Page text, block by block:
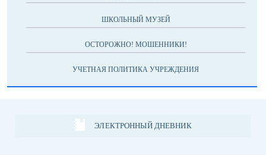
ШКОЛЬНЫЙ МУЗЕЙ
ОСТОРОЖНО! МОШЕННИКИ!
УЧЕТНАЯ ПОЛИТИКА УЧРЕЖДЕНИЯ
ЭЛЕКТРОННЫЙ ДНЕВНИК